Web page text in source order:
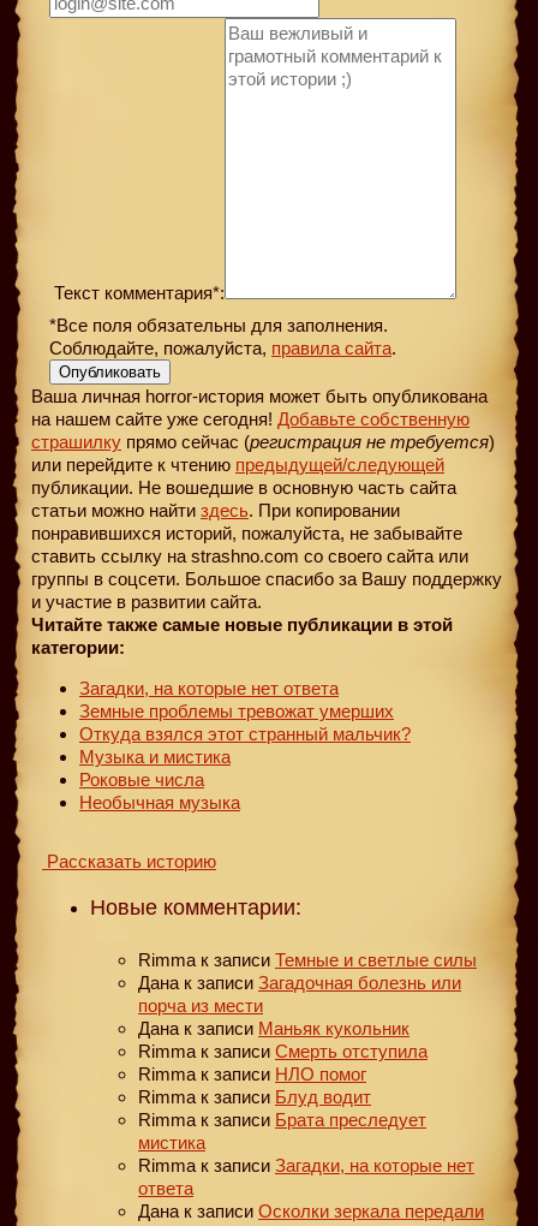
Текст комментария*:
*Все поля обязательны для заполнения.
Соблюдайте, пожалуйста, правила сайта.
Опубликовать
Ваша личная horror-история может быть опубликована
на нашем сайте уже сегодня! Добавьте собственную
страшилку прямо сейчас (регистрация не требуется)
или перейдите к чтению предыдущей/следующей
публикации. Не вошедшие в основную часть сайта
статьи можно найти здесь. При копировании
понравившихся историй, пожалуйста, не забывайте
ставить ссылку на strashno.com со своего сайта или
группы в соцсети. Большое спасибо за Вашу поддержку
и участие в развитии сайта.
Читайте также самые новые публикации в этой
категории:
Загадки, на которые нет ответа
Земные проблемы тревожат умерших
Откуда взялся этот странный мальчик?
Музыка и мистика
Роковые числа
Необычная музыка
Рассказать историю
Новые комментарии:
Rimma к записи Темные и светлые силы
Дана к записи Загадочная болезнь или
порча из мести
Дана к записи Маньяк кукольник
Rimma к записи Смерть отступила
Rimma к записи НЛО помог
Rimma к записи Блуд водит
Rimma к записи Брата преследует
мистика
Rimma к записи Загадки, на которые нет
ответа
Дана к записи Осколки зеркала передали